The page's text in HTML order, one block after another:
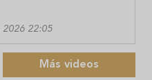
2026 22:05
Más videos